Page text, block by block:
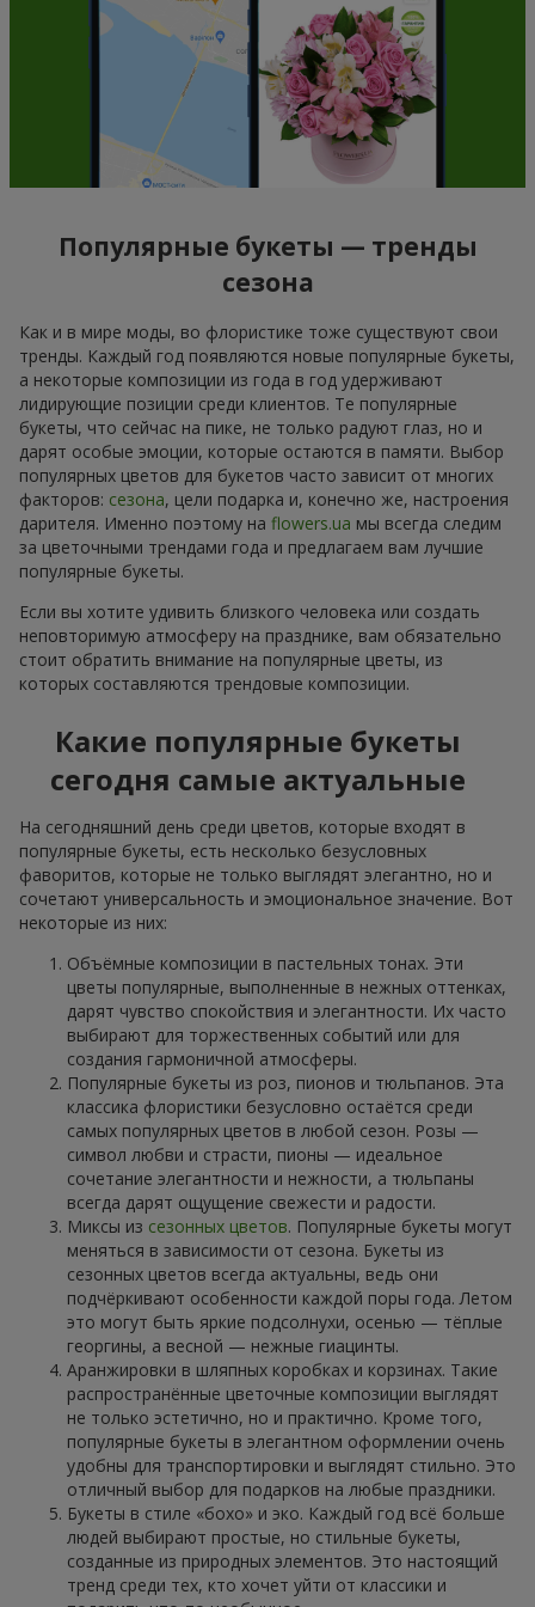
Популярные букеты — тренды
сезона
Как и в мире моды, во флористике тоже существуют свои
тренды. Каждый год появляются новые популярные букеты,
а некоторые композиции из года в год удерживают
лидирующие позиции среди клиентов. Те популярные
букеты, что сейчас на пике, не только радуют глаз, но и
дарят особые эмоции, которые остаются в памяти. Выбор
популярных цветов для букетов часто зависит от многих
факторов: сезона, цели подарка и, конечно же, настроения
дарителя. Именно поэтому на flowers.ua мы всегда следим
за цветочными трендами года и предлагаем вам лучшие
популярные букеты.
Если вы хотите удивить близкого человека или создать
неповторимую атмосферу на празднике, вам обязательно
стоит обратить внимание на популярные цветы, из
которых составляются трендовые композиции.
Какие популярные букеты
сегодня самые актуальные
На сегодняшний день среди цветов, которые входят в
популярные букеты, есть несколько безусловных
фаворитов, которые не только выглядят элегантно, но и
сочетают универсальность и эмоциональное значение. Вот
некоторые из них:
Объёмные композиции в пастельных тонах. Эти
цветы популярные, выполненные в нежных оттенках,
дарят чувство спокойствия и элегантности. Их часто
выбирают для торжественных событий или для
создания гармоничной атмосферы.
Популярные букеты из роз, пионов и тюльпанов. Эта
классика флористики безусловно остаётся среди
самых популярных цветов в любой сезон. Розы —
символ любви и страсти, пионы — идеальное
сочетание элегантности и нежности, а тюльпаны
всегда дарят ощущение свежести и радости.
Миксы из сезонных цветов. Популярные букеты могут
меняться в зависимости от сезона. Букеты из
сезонных цветов всегда актуальны, ведь они
подчёркивают особенности каждой поры года. Летом
это могут быть яркие подсолнухи, осенью — тёплые
георгины, а весной — нежные гиацинты.
Аранжировки в шляпных коробках и корзинах. Такие
распространённые цветочные композиции выглядят
не только эстетично, но и практично. Кроме того,
популярные букеты в элегантном оформлении очень
удобны для транспортировки и выглядят стильно. Это
отличный выбор для подарков на любые праздники.
Букеты в стиле «бохо» и эко. Каждый год всё больше
людей выбирают простые, но стильные букеты,
созданные из природных элементов. Это настоящий
тренд среди тех, кто хочет уйти от классики и